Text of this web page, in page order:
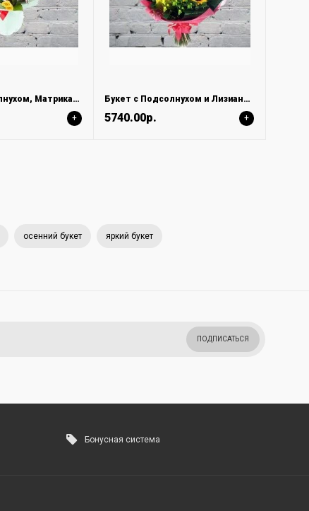
Букет с Подсолнухом, Матрикарией и Ирисами
+
Букет с Подсолнухом и Лизиантусами
5740.00р. +
осенний букет яркий букет
ПОДПИСАТЬСЯ
Бонусная система